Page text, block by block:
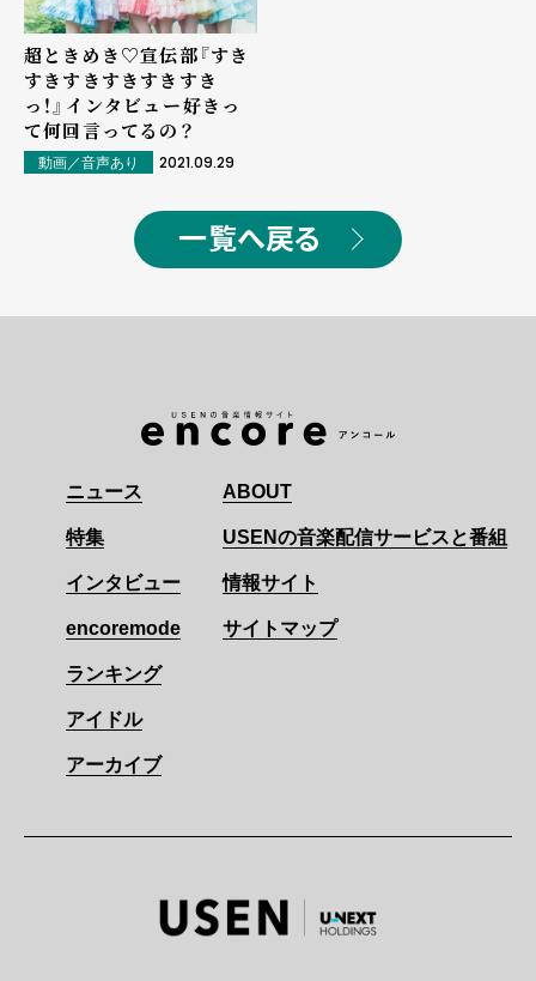
超ときめき♡宣伝部『すき
すきすきすきすきすき
っ！』インタビュー――好きっ
て何回言ってるの？
動画／音声あり 2021.09.29
一覧へ戻る
ニュース
特集
インタビュー
encoremode
ランキング
アイドル
アーカイブ
ABOUT
USENの音楽配信サービスと番組
情報サイト
サイトマップ